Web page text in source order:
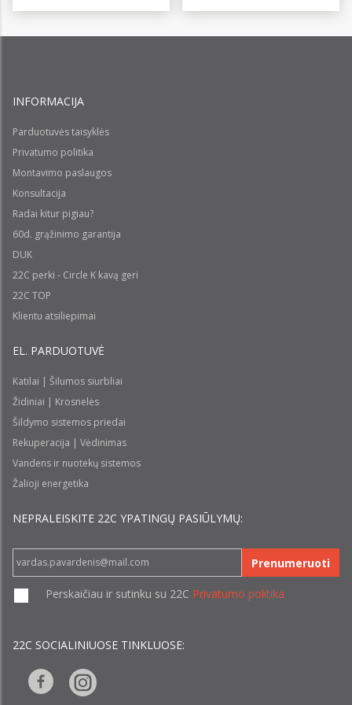
INFORMACIJA
Parduotuvės taisyklės
Privatumo politika
Montavimo paslaugos
Konsultacija
Radai kitur pigiau?
60d. grąžinimo garantija
DUK
22C perki - Circle K kavą geri
22C TOP
Klientu atsiliepimai
EL. PARDUOTUVĖ
Katilai | Šilumos siurbliai
Židiniai | Krosnelės
Šildymo sistemos priedai
Rekuperacija | Vėdinimas
Vandens ir nuotekų sistemos
Žalioji energetika
NEPRALEISKITE 22С YPATINGŲ PASIŪLYMŲ:
Prenumeruoti
Perskaičiau ir sutinku su 22C Privatumo politika
22C SOCIALINIUOSE TINKLUOSE: